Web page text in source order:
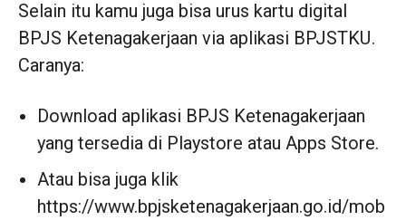
Selain itu kamu juga bisa urus kartu digital
BPJS Ketenagakerjaan via aplikasi BPJSTKU .
Caranya:
Download aplikasi BPJS Ketenagakerjaan
yang tersedia di Playstore atau Apps Store.
Atau bisa juga klik
https://www.bpjsketenagakerjaan.go.id/mob